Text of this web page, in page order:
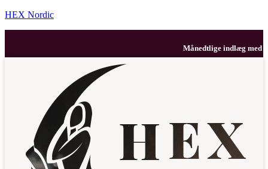
HEX Nordic
Månedtlige indlæg med